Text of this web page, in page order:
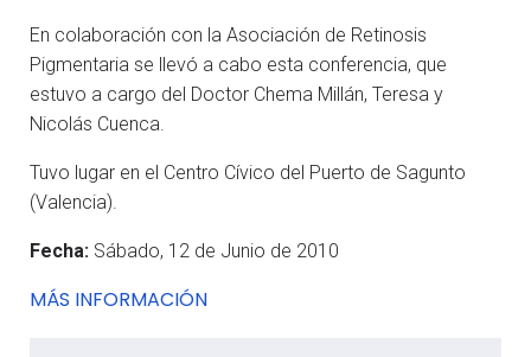
En colaboración con la Asociación de Retinosis
Pigmentaria se llevó a cabo esta conferencia, que
estuvo a cargo del Doctor Chema Millán, Teresa y
Nicolás Cuenca.
Tuvo lugar en el Centro Cívico del Puerto de Sagunto
(Valencia).
Fecha: Sábado, 12 de Junio de 2010
MÁS INFORMACIÓN